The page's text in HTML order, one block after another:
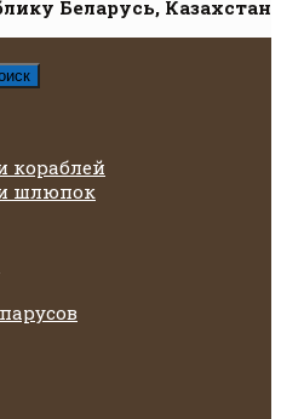
Беларусь, Казахстан
кораблей
шлюпок